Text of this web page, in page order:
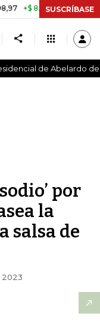
8.753,81 +2,19% TASA
SUSCRÍBASE
de Abelardo de
por
la
salsa de